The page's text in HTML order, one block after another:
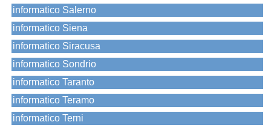
informatico Salerno
informatico Siena
informatico Siracusa
informatico Sondrio
informatico Taranto
informatico Teramo
informatico Terni